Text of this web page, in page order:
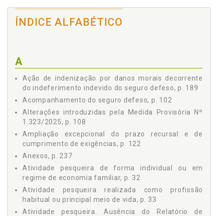
2.3.2 Reparos em Embarcações de Pequeno Porte, p.
2.3.3 Eviscerador, p. 37
2.3.7 Observador de Cardumes, p. 38
2.4 CARACTERÍSTICAS DO PESCADOR ARTESANAL, p. 38
Capítulo III - O DEFESO, p. 43
3.1 PERÍODO DE DEFESO, p. 43
Capítulo IV - O SEGURO DEFESO, p. 49
4.1 SEGURO-DESEMPREGO, p. 49
4.2 SEGURO DEFESO, p. 50
4.3 REQUISITOS PARA RECEBER O SEGURO DEFESO, p. 53
4.3.1 Exercer Atividade de Forma Ininterrupta, p. 53
4.3.2 Regime de Economia Familiar, p. 54
4.3.3 Registro de Pesca, p. 54
4.3.4 Pescador Profissional Artesanal, p. 54
4.3.5 Contribuição Previdenciária, p. 54
ÍNDICE ALFABÉTICO
A
Ação de indenização por danos morais decorrente
do indeferimento indevido do seguro defeso, p. 189
Acompanhamento do seguro defeso, p. 102
Alterações introduzidas pela Medida Provisória Nº
1.323/2025, p. 108
Ampliação excepcional do prazo recursal e de
cumprimento de exigências, p. 122
Anexos, p. 237
Atividade pesqueira de forma individual ou em
regime de economia familiar, p. 32
Atividade pesqueira realizada como profissão
habitual ou principal meio de vida, p. 33
Atividade pesqueira. Ausência do Relatório de